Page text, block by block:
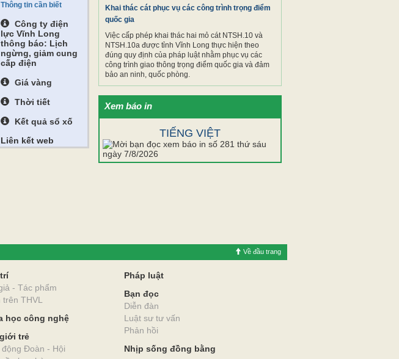
Thông tin cần biết
Công ty điện
lực Vĩnh Long
thông báo: Lịch
ngừng, giảm cung
cấp điện
Giá vàng
Thời tiết
Kết quả sổ xố
Liên kết web
Khai thác cát phục vụ các công trình trọng điểm
quốc gia
Việc cấp phép khai thác hai mỏ cát NTSH.10 và
NTSH.10a được tỉnh Vĩnh Long thực hiện theo
đúng quy định của pháp luật nhằm phục vụ các
công trình giao thông trọng điểm quốc gia và đảm
bảo an ninh, quốc phòng.
Xem báo in
TIẾNG VIỆT
Về đầu trang
- Tác phẩm
trên THVL
học công nghệ
trẻ
động Đoàn - Hội
Pháp luật
Bạn đọc
Diễn đàn
Luật sư tư vấn
Phản hồi
Nhịp sống đồng bằng